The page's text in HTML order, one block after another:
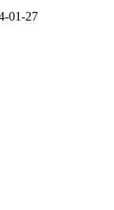
01-27